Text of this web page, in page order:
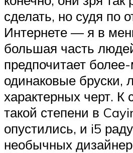
сделать, но судя по
Интернете — я в
большая часть
предпочитает
одинаковые бруски,
характерных черт. К
такой степени в
опустились, и i5
необычных